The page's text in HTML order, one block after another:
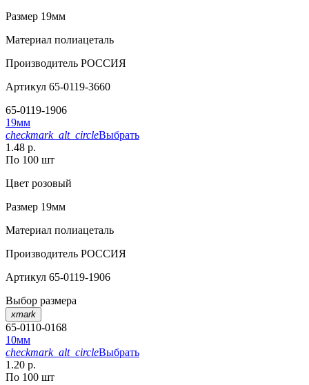
Размер 19мм
Материал полиацеталь
Производитель РОССИЯ
Артикул 65-0119-3660
65-0119-1906
19мм
checkmark_alt_circleВыбрать
1.48 р.
По 100 шт
Цвет розовый
Размер 19мм
Материал полиацеталь
Производитель РОССИЯ
Артикул 65-0119-1906
Выбор размера
xmark
65-0110-0168
10мм
checkmark_alt_circleВыбрать
1.20 р.
По 100 шт